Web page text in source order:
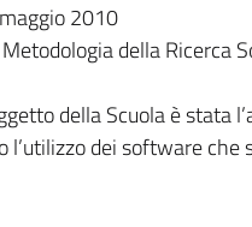
2010
della Ricerca
della Scuola è
l’utilizzo dei software